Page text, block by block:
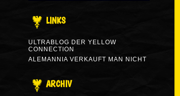
LINKS
ULTRABLOG DER YELLOW
CONNECTION
ALEMANNIA VERKAUFT MAN NICHT
ARCHIV